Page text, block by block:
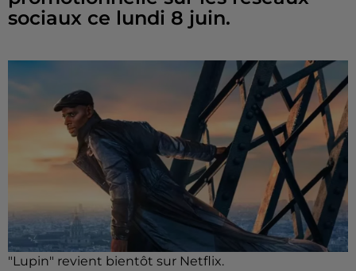
sociaux ce lundi 8 juin.
"Lupin" revient bientôt sur Netflix.